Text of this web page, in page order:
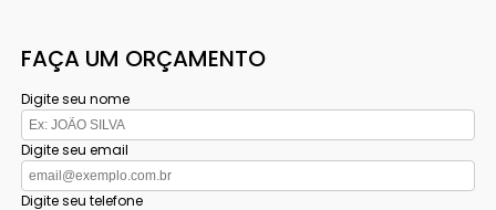
FAÇA UM ORÇAMENTO
Digite seu nome
Digite seu email
Digite seu telefone